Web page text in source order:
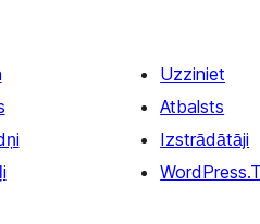
Uzziniet
Atbalsts
Izstrādātāji